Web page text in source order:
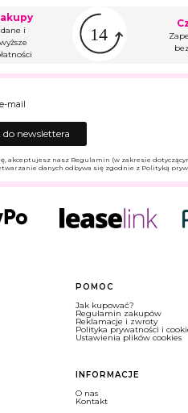
i
mail
do newslettera
akceptujesz nasz Regulamin (w zakresie
danych odbywa się zgodnie z Polityką
POMOC
Jak kupować?
Regulamin zakupów
Reklamacje i zwroty
Polityka prywatności i
Ustawienia plików cookies
INFORMACJE
O nas
Kontakt